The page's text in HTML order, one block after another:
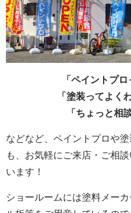
「ペイントプ
「塗装ってよく
「ちょっと相
などなど、ペイントプロや
も、お気軽にご来店・ご相
います！
ショールームには塗料メー